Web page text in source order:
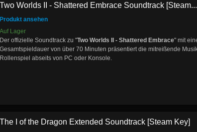
Two Worlds II - Shattered Embrace Soundtrack [Steam...
Produkt ansehen
Auf Lager
Der offizielle Soundtrack zu "Two Worlds II - Shattered Embrace" mit
Gesamtspieldauer von über 70 Minuten präsentiert die mitreißende
Rollenspiel abseits von PC oder Konsole.
The I of the Dragon Extended Soundtrack [Steam Key]